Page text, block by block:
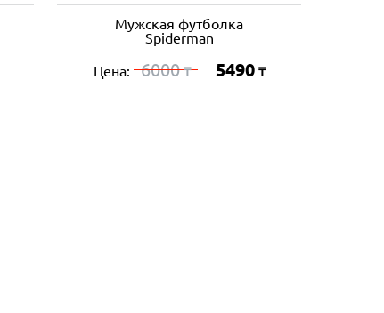
Мужская футболка
Spiderman
Цена: 6000₸ 5490 ₸